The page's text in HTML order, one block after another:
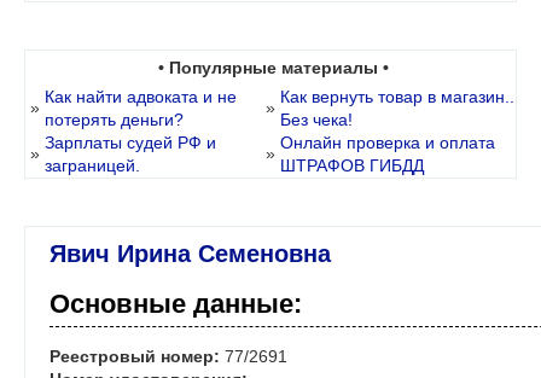
• Популярные материалы •
»
Как найти адвоката и не
потерять деньги?
»
Как вернуть товар в магазин..
Без чека!
»
Зарплаты судей РФ и
заграницей.
»
Онлайн проверка и оплата
ШТРАФОВ ГИБДД
Явич Ирина Семеновна
Основные данные:
Реестровый номер: 77/2691